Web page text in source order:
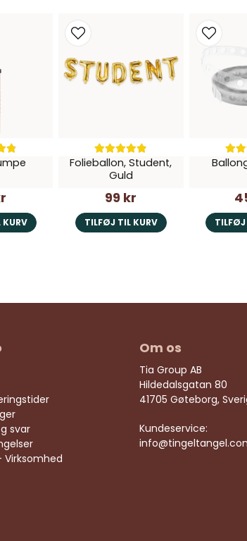
Folieballon, Student,
Guld
99 kr
TILFØJ TIL KURV TILFØJ
svar
Virksomhed
Om os
Tia Group AB
Hildedalsgatan 80
41705 Gøteborg,
Kundeservice: